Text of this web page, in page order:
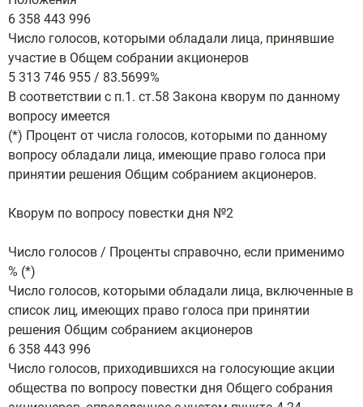
6 358 443 996
Число голосов, которыми обладали лица, принявшие
участие в Общем собрании акционеров
5 313 746 955 / 83.5699%
В соответствии с п.1. ст.58 Закона кворум по данному
вопросу имеется
(*) Процент от числа голосов, которыми по данному
вопросу обладали лица, имеющие право голоса при
принятии решения Общим собранием акционеров.
Кворум по вопросу повестки дня №2
Число голосов / Проценты справочно, если применимо
% (*)
Число голосов, которыми обладали лица, включенные в
список лиц, имеющих право голоса при принятии
решения Общим собранием акционеров
6 358 443 996
Число голосов, приходившихся на голосующие акции
общества по вопросу повестки дня Общего собрания